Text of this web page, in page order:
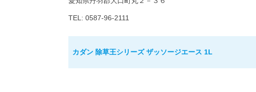
TEL: 0587-96-2111
カダン 除草王シリーズ ザッソージエース 1L